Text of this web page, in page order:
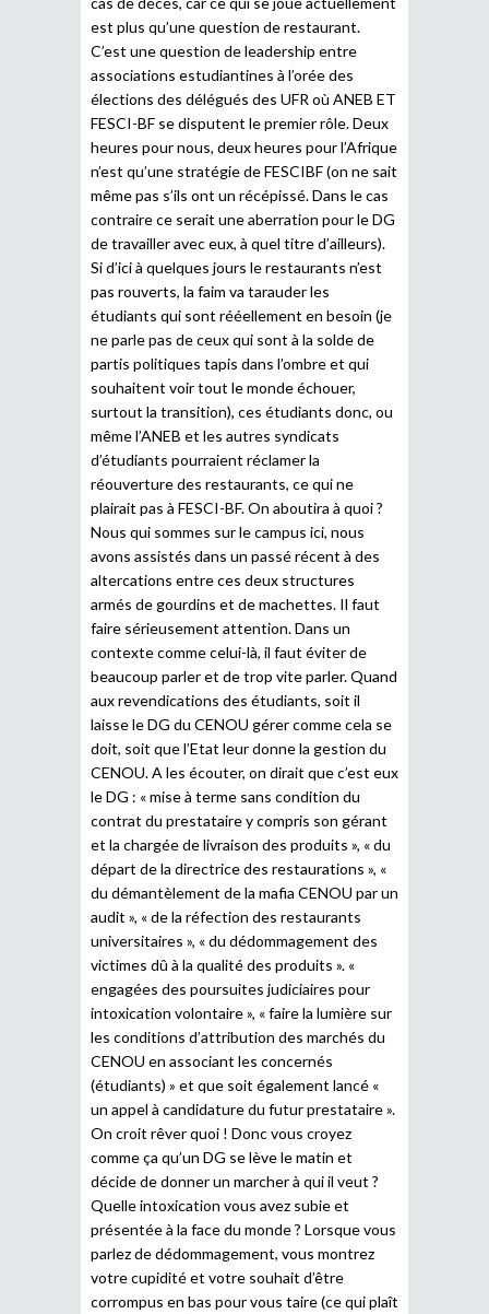
est plus qu’une question de restaurant.
C’est une question de leadership entre
associations estudiantines à l’orée des
élections des délégués des UFR où ANEB ET
FESCI-BF se disputent le premier rôle. Deux
heures pour nous, deux heures pour l’Afrique
n’est qu’une stratégie de FESCIBF (on ne sait
même pas s’ils ont un récépissé. Dans le cas
contraire ce serait une aberration pour le DG
de travailler avec eux, à quel titre d’ailleurs).
Si d’ici à quelques jours le restaurants n’est
pas rouverts, la faim va tarauder les
étudiants qui sont rééellement en besoin (je
ne parle pas de ceux qui sont à la solde de
partis politiques tapis dans l’ombre et qui
souhaitent voir tout le monde échouer,
surtout la transition), ces étudiants donc, ou
même l’ANEB et les autres syndicats
d’étudiants pourraient réclamer la
réouverture des restaurants, ce qui ne
plairait pas à FESCI-BF. On aboutira à quoi ?
Nous qui sommes sur le campus ici, nous
avons assistés dans un passé récent à des
altercations entre ces deux structures
armés de gourdins et de machettes. Il faut
faire sérieusement attention. Dans un
contexte comme celui-là, il faut éviter de
beaucoup parler et de trop vite parler. Quand
aux revendications des étudiants, soit il
laisse le DG du CENOU gérer comme cela se
doit, soit que l’Etat leur donne la gestion du
CENOU. A les écouter, on dirait que c’est eux
le DG : « mise à terme sans condition du
contrat du prestataire y compris son gérant
et la chargée de livraison des produits », « du
départ de la directrice des restaurations », «
du démantèlement de la mafia CENOU par un
audit », « de la réfection des restaurants
universitaires », « du dédommagement des
victimes dû à la qualité des produits ». «
engagées des poursuites judiciaires pour
intoxication volontaire », « faire la lumière sur
les conditions d’attribution des marchés du
CENOU en associant les concernés
(étudiants) » et que soit également lancé «
un appel à candidature du futur prestataire ».
On croit rêver quoi ! Donc vous croyez
comme ça qu’un DG se lève le matin et
décide de donner un marcher à qui il veut ?
Quelle intoxication vous avez subie et
présentée à la face du monde ? Lorsque vous
parlez de dédommagement, vous montrez
votre cupidité et votre souhait d’être
corrompus en bas pour vous taire (ce qui plaît